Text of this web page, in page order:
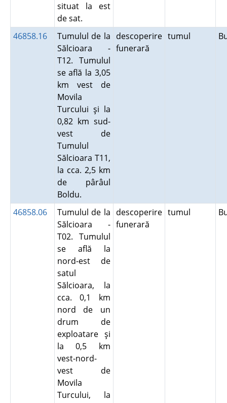
situat la est
de sat.
46858.16
Tumulul de la
Sălcioara -
T12. Tumulul
se află la 3,05
km vest de
Movila
Turcului şi la
0,82 km sud-
vest de
Tumulul
Sălcioara T11,
la cca. 2,5 km
de pârâul
Boldu.
descoperire
funerară
tumul
46858.06
Tumulul de la
Sălcioara -
T02. Tumulul
se află la
nord-est de
satul
Sălcioara, la
cca. 0,1 km
nord de un
drum de
exploatare şi
la 0,5 km
vest-nord-
vest de
Movila
Turcului, la
descoperire
funerară
tumul